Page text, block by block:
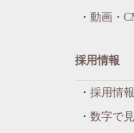
動画・
採用情報
採用情
数字で